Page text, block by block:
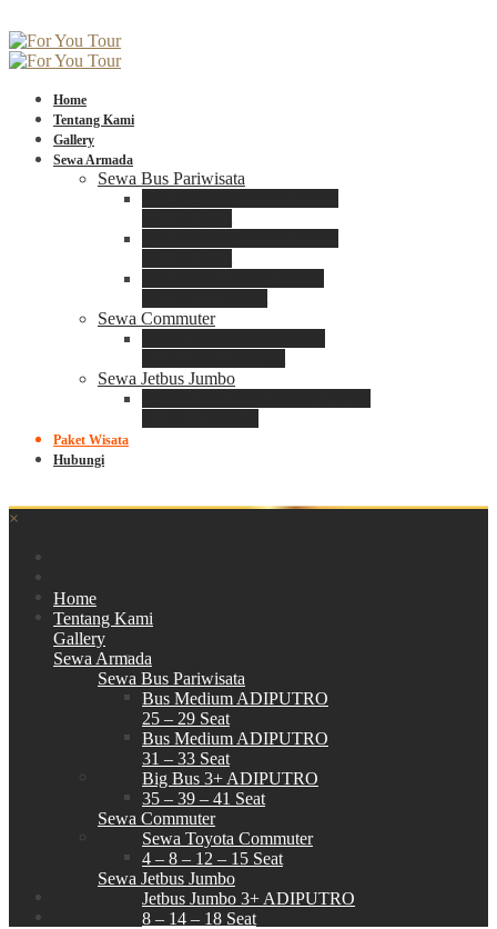
Home
Tentang Kami
Gallery
Sewa Armada
Sewa Bus Pariwisata
Sewa Commuter
Sewa Jetbus Jumbo
Paket Wisata
Hubungi
×
Home
Tentang Kami
Gallery
Sewa Armada
Sewa Bus Pariwisata
Bus Medium ADIPUTRO
25 – 29 Seat
Bus Medium ADIPUTRO
31 – 33 Seat
Big Bus 3+ ADIPUTRO
35 – 39 – 41 Seat
Sewa Commuter
Sewa Toyota Commuter
4 – 8 – 12 – 15 Seat
Sewa Jetbus Jumbo
Jetbus Jumbo 3+ ADIPUTRO
8 – 14 – 18 Seat